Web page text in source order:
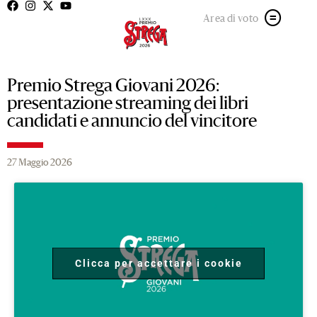
Area di voto
Premio Strega Giovani 2026:
presentazione streaming dei libri
candidati e annuncio del vincitore
27 Maggio 2026
Clicca per accettare i cookie